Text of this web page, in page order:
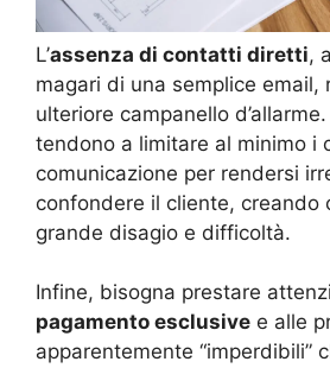
L’assenza di contatti diretti,
magari di una semplice email,
ulteriore campanello
tendono a limitare al minimo i
comunicazione per rendersi
confondere il cliente, creando
grande disagio e difficoltà.
Infine, bisogna prestare
pagamento esclusive e alle
apparentemente “imperdibili”